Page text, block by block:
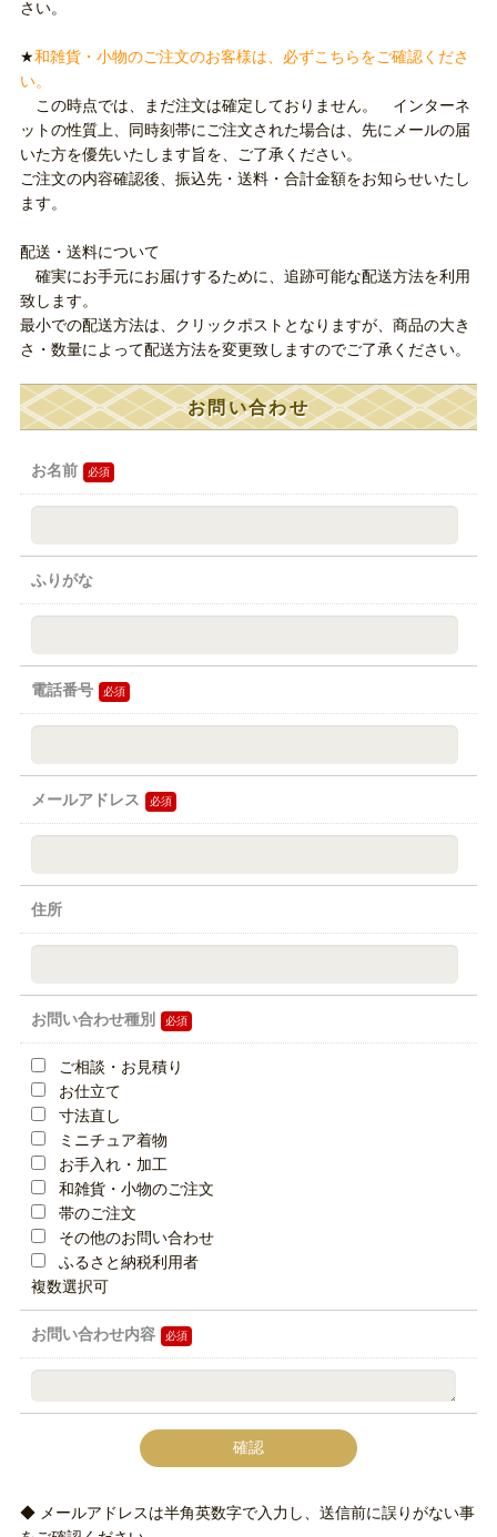
さい。
★和雑貨・小物のご注文のお客様は、必ずこちらをご確認くださ
い。
この時点では、まだ注文は確定しておりません。 インターネ
ットの性質上、同時刻帯にご注文された場合は、先にメールの届
いた方を優先いたします旨を、ご了承ください。
ご注文の内容確認後、振込先・送料・合計金額をお知らせいたし
ます。
配送・送料について
確実にお手元にお届けするために、追跡可能な配送方法を利用
致します。
最小での配送方法は、クリックポストとなりますが、商品の大き
さ・数量によって配送方法を変更致しますのでご了承ください。
お問い合わせ
お名前
ふりがな
電話番号
メールアドレス
住所
お問い合わせ種別
ご相談・お見積り
お仕立て
寸法直し
ミニチュア着物
お手入れ・加工
和雑貨・小物のご注文
帯のご注文
その他のお問い合わせ
ふるさと納税利用者
複数選択可
お問い合わせ内容
◆ メールアドレスは半角英数字で入力し、送信前に誤りがない事